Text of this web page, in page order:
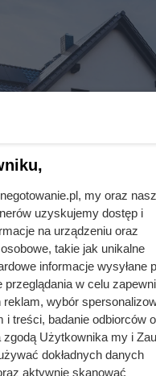
zdjęli fragment
co zastali pod
zaskoczyło
my oraz
uzyskujemy dostęp i
na urządzeniu oraz
takie jak unikalne
informacje wysyłane
przeglądania w celu
wybór
i treści, badanie odbiorców
zgodą Użytkownika my i
dokładnych danych
aktywnie skanować